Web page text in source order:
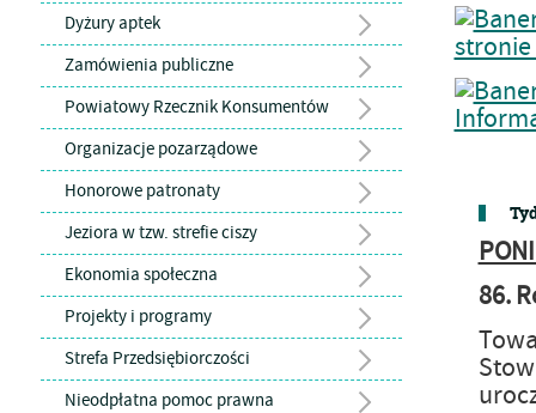
Dyżury aptek
Zamówienia publiczne
Powiatowy Rzecznik Konsumentów
Organizacje pozarządowe
Honorowe patronaty
Jeziora w tzw. strefie ciszy
Ekonomia społeczna
Projekty i programy
Strefa Przedsiębiorczości
Nieodpłatna pomoc prawna
86.